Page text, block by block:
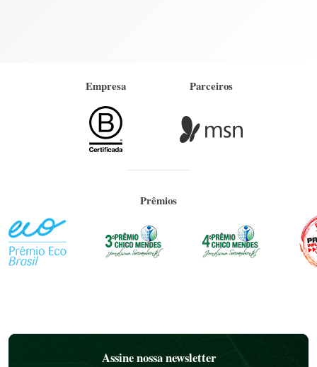
Empresa Parceiros
Prêmios
Assine nossa newsletter